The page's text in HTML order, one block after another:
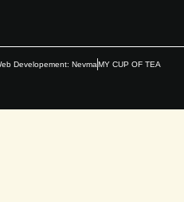
Developement: NevmaMY CUP OF TEA